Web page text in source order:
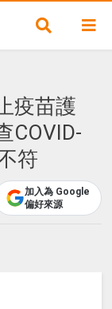
疫苗護
COVID-
符
加入為 Google
偏好來源